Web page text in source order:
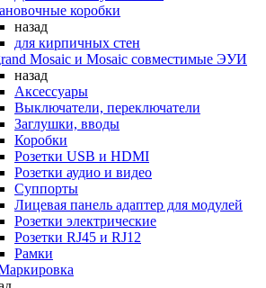
коробки
назад
для кирпичных стен
Mosaic и Mosaic совместимые ЭУИ
назад
Аксессуары
Выключатели, переключатели
Заглушки, вводы
Коробки
Розетки USB и HDMI
Розетки аудио и видео
Суппорты
Лицевая панель адаптер для модулей
Розетки электрические
Розетки RJ45 и RJ12
Рамки